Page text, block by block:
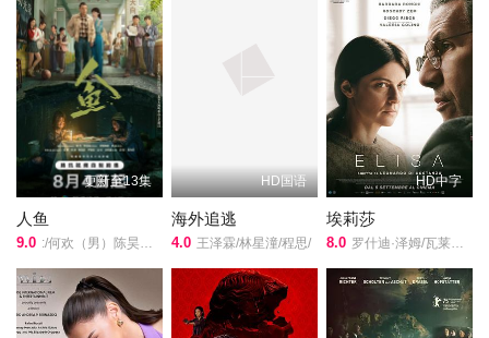
第10集完结
更新至13集
人鱼
9.0 :/何欢（男）陈昊明卢鑫仁青娜姆/
HD国语
海外追逃
4.0 王泽霖/林星潼/程思/
HD中字
埃莉莎
8.0 罗什迪·泽姆/瓦莱丽亚·戈利诺/芭芭拉·朗奇/伊波利特·吉拉尔多/Giorgio·Montanini/迭戈·里邦/Monica·Codena/Roberta·Da·Soller/Marco·Brinzi/Nadia·Kibout/约瑟夫·杨/Federico·Di·Costanzo/Adeline·Tayoro/Antonio·Buíl/雅斯敏·马泰/